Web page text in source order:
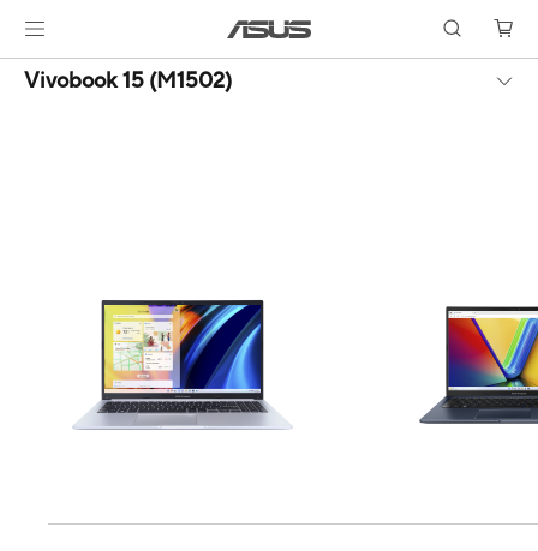
Vivobook 15 (M1502)